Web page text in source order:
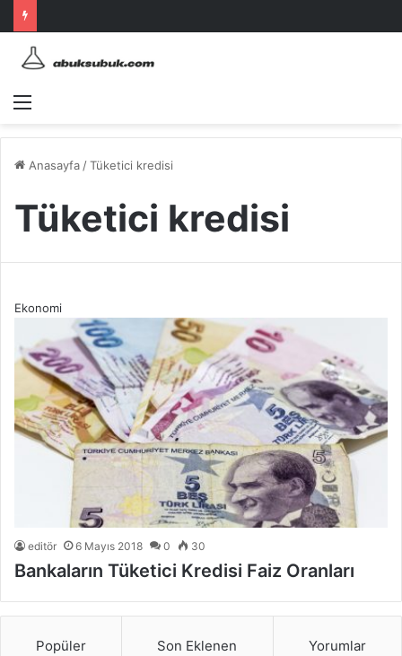
Menü
Anasayfa /Tüketici kredisi
Tüketici kredisi
Ekonomi
editör 6 Mayıs 2018 0 30
Bankaların Tüketici Kredisi Faiz Oranları
Popüler Son Eklenen Yorumlar